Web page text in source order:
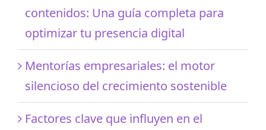
contenidos: Una guía completa para
optimizar tu presencia digital
Mentorías empresariales: el motor
silencioso del crecimiento sostenible
Factores clave que influyen en el